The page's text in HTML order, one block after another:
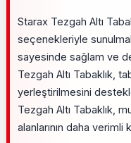
Starax Tezgah Altı
seçenekleriyle
sayesinde sağlam ve
Tezgah Altı Tabaklık,
yerleştirilmesini
Tezgah Altı Tabaklık,
alanlarının daha verimli